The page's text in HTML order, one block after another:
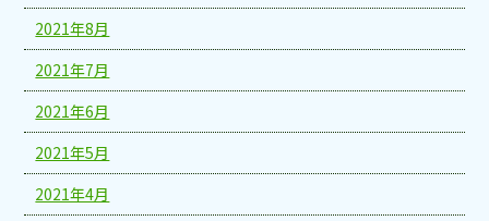
2021年8月
2021年7月
2021年6月
2021年5月
2021年4月